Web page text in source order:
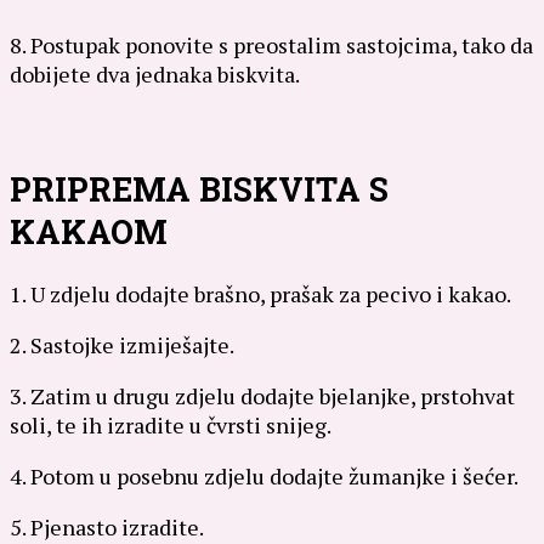
8. Postupak ponovite s preostalim sastojcima, tako da
dobijete dva jednaka biskvita.
PRIPREMA BISKVITA S
KAKAOM
1. U zdjelu dodajte brašno, prašak za pecivo i kakao.
2. Sastojke izmiješajte.
3. Zatim u drugu zdjelu dodajte bjelanjke, prstohvat
soli, te ih izradite u čvrsti snijeg.
4. Potom u posebnu zdjelu dodajte žumanjke i šećer.
5. Pjenasto izradite.